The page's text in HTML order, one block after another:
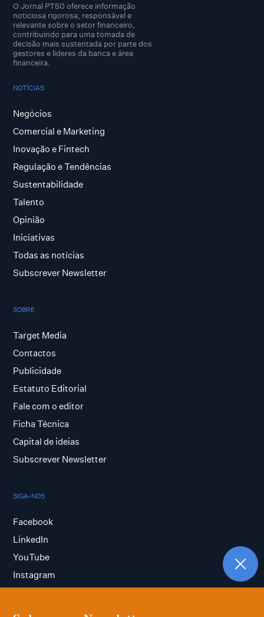
O Jornal PT50 oferece informação
noticiosa rigorosa, responsável e
relevante sobre o setor financeiro,
contribuindo para uma tomada de
decisão mais sustentada por parte dos
gestores e lideres da banca e área
financeira.
NOTÍCIAS
Negócios
Comercial e Marketing
Inovação e Fintech
Regulação e Tendências
Sustentabilidade
Talento
Opinião
Iniciativas
Todas as notícias
Subscrever Newsletter
SOBRE
Target Media
Contactos
Publicidade
Estatuto Editorial
Fale com o editor
Ficha Técnica
Capital de ideias
Subscrever Newsletter
SIGA-NOS
Facebook
LinkedIn
YouTube
Instagram